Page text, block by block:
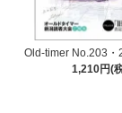
Old-timer No.203・
1,210円(